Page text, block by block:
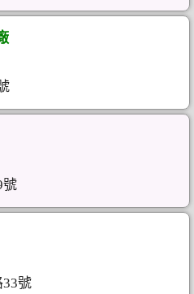
號
號